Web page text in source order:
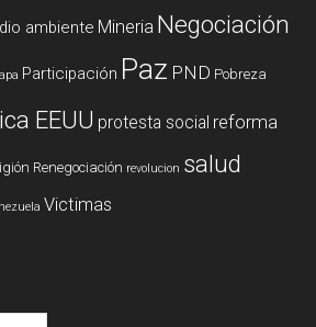
ambiente Mineria Negociación
Participación Paz PND Pobreza
EEUU protesta social reforma
Renegociación revolucion salud
Victimas